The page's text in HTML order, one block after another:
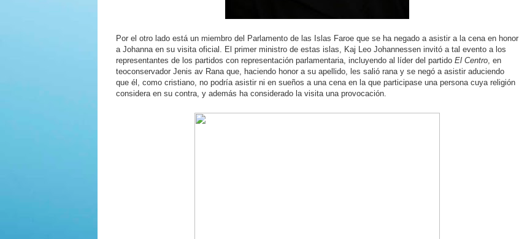
Por el otro lado está un miembro del Parlamento de las Islas Faroe que se ha negado a asistir a la cena en honor
a Johanna en su visita oficial. El primer ministro de estas islas, Kaj Leo Johannessen invitó a tal evento a los
representantes de los partidos con representación parlamentaria, incluyendo al líder del partido El Centro, en
teoconservador Jenis av Rana que, haciendo honor a su apellido, les salió rana y se negó a asistir aduciendo
que él, como cristiano, no podría asistir ni en sueños a una cena en la que participase una persona cuya religión
considera en su contra, y además ha considerado la visita una provocación.